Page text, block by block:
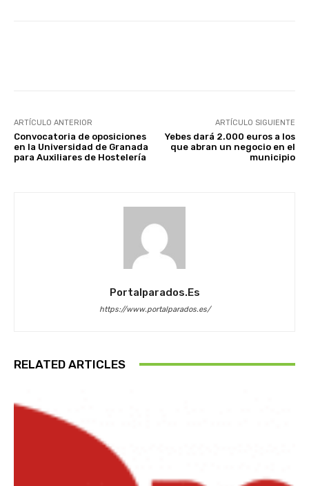
ARTÍCULO ANTERIOR
Convocatoria de oposiciones
en la Universidad de Granada
para Auxiliares de Hostelería
ARTÍCULO SIGUIENTE
Yebes dará 2.000 euros a los
que abran un negocio en el
municipio
Portalparados.es
https://www.portalparados.es/
RELATED ARTICLES